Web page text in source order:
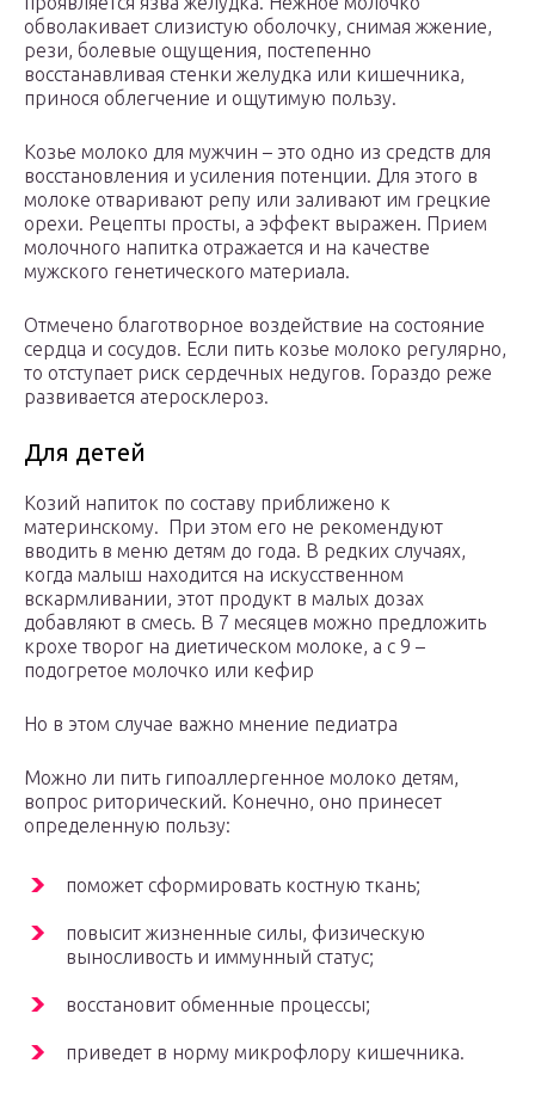
обволакивает слизистую оболочку, снимая жжение,
рези, болевые ощущения, постепенно
восстанавливая стенки желудка или кишечника,
принося облегчение и ощутимую пользу.
Козье молоко для мужчин – это одно из средств для
восстановления и усиления потенции. Для этого в
молоке отваривают репу или заливают им грецкие
орехи. Рецепты просты, а эффект выражен. Прием
молочного напитка отражается и на качестве
мужского генетического материала.
Отмечено благотворное воздействие на состояние
сердца и сосудов. Если пить козье молоко регулярно,
то отступает риск сердечных недугов. Гораздо реже
развивается атеросклероз.
Для детей
Козий напиток по составу приближено к
материнскому. При этом его не рекомендуют
вводить в меню детям до года. В редких случаях,
когда малыш находится на искусственном
вскармливании, этот продукт в малых дозах
добавляют в смесь. В 7 месяцев можно предложить
крохе творог на диетическом молоке, а с 9 –
подогретое молочко или кефир
Но в этом случае важно мнение педиатра
Можно ли пить гипоаллергенное молоко детям,
вопрос риторический. Конечно, оно принесет
определенную пользу:
поможет сформировать костную ткань;
повысит жизненные силы, физическую
выносливость и иммунный статус;
восстановит обменные процессы;
приведет в норму микрофлору кишечника.